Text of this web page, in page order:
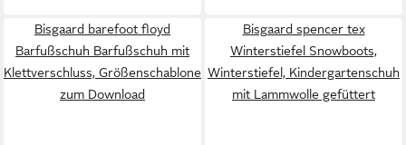
Bisgaard barefoot floyd
Barfußschuh Barfußschuh mit
Klettverschluss, Größenschablone
zum Download
Bisgaard spencer tex
Winterstiefel Snowboots,
Winterstiefel, Kindergartenschuh
mit Lammwolle gefüttert